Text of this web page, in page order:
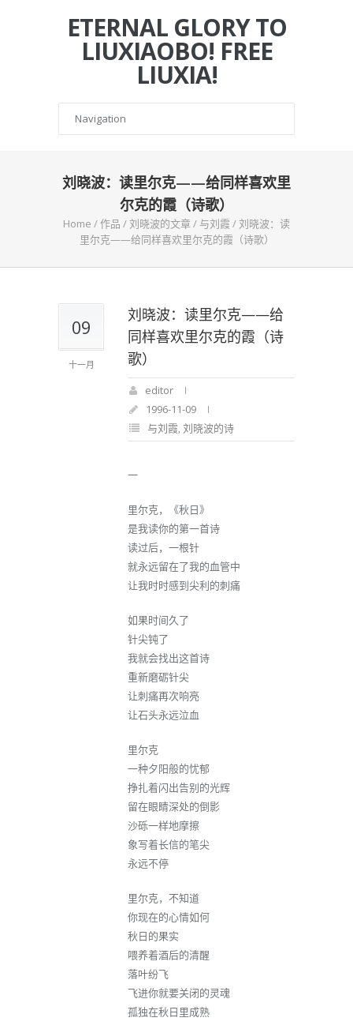
ETERNAL GLORY TO
LIUXIAOBO! FREE
LIUXIA!
刘晓波：读里尔克——给同样喜欢里
尔克的霞（诗歌）
Home /作品 /刘晓波的文章/ 与刘霞 /刘晓波：读
里尔克——给同样喜欢里尔克的霞（诗歌）
09
十一月
刘晓波：读里尔克——给
同样喜欢里尔克的霞（诗
歌）
editor
1996-11-09
与刘霞,刘晓波的诗
一
里尔克，《秋日》
是我读你的第一首诗
读过后，一根针
就永远留在了我的血管中
让我时时感到尖利的刺痛
如果时间久了
针尖钝了
我就会找出这首诗
重新磨砺针尖
让刺痛再次响亮
让石头永远泣血
里尔克
一种夕阳般的忧郁
挣扎着闪出告别的光辉
留在眼睛深处的倒影
沙砾一样地摩擦
象写着长信的笔尖
永远不停
里尔克，不知道
你现在的心情如何
秋日的果实
喂养着酒后的清醒
落叶纷飞
飞进你就要关闭的灵魂
孤独在秋日里成熟